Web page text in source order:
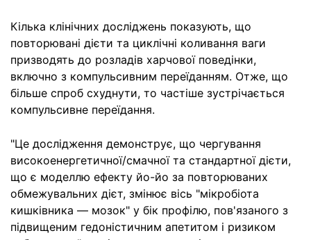
Кілька клінічних досліджень показують, що
повторювані дієти та циклічні коливання ваги
призводять до розладів харчової поведінки,
включно з компульсивним переїданням. Отже, що
більше спроб схуднути, то частіше зустрічається
компульсивне переїдання.
"Це дослідження демонструє, що чергування
високоенергетичної/смачної та стандартної дієти,
що є моделлю ефекту йо-йо за повторюваних
обмежувальних дієт, змінює вісь "мікробіота
кишківника — мозок" у бік профілю, пов'язаного з
підвищеним гедоністичним апетитом і ризиком